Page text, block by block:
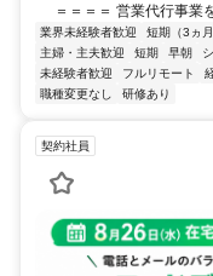
＝＝＝＝ 営業代行事業
業界未経験者歓迎 短期（3ヵ月
主婦・主夫歓迎
短期 早朝
未経験者歓迎
フルリモート
職種変更なし
研修あり
契約社員